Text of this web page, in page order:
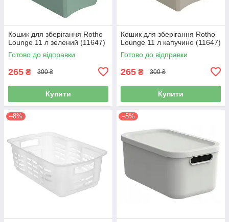
Кошик для зберігання Rotho
Lounge 11 л зелений (11647)
Готово до відправки
265 ₴ 300 ₴
Купити
Кошик для зберігання Rotho
Lounge 11 л капучино (11647)
Готово до відправки
265 ₴ 300 ₴
Купити
–8% –5%